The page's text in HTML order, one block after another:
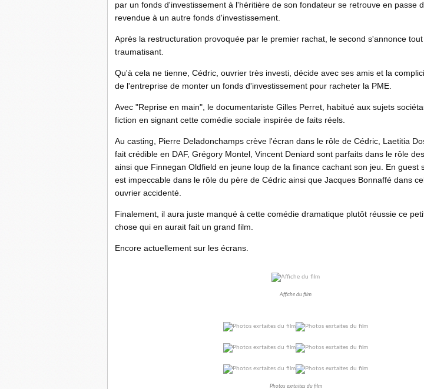
par un fonds d'investissement à l'héritière de son fondateur se retrouve en passe
revendue à un autre fonds d'investissement.
Après la restructuration provoquée par le premier rachat, le second s'annonce
traumatisant.
Qu'à cela ne tienne, Cédric, ouvrier très investi, décide avec ses amis et la
de l'entreprise de monter un fonds d'investissement pour racheter la PME.
Avec "Reprise en main", le documentariste Gilles Perret, habitué aux sujets
fiction en signant cette comédie sociale inspirée de faits réels.
Au casting, Pierre Deladonchamps crève l'écran dans le rôle de Cédric, Laetitia
fait crédible en DAF, Grégory Montel, Vincent Deniard sont parfaits dans le rôle
ainsi que Finnegan Oldfield en jeune loup de la finance cachant son jeu. En guest
est impeccable dans le rôle du père de Cédric ainsi que Jacques Bonnaffé dans
ouvrier accidenté.
Finalement, il aura juste manqué à cette comédie dramatique plutôt réussie ce
chose qui en aurait fait un grand film.
Encore actuellement sur les écrans.
Affiche du film
Photos exrtaites du film